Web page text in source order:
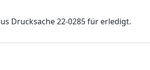
Drucksache 22-0285 für erledigt.